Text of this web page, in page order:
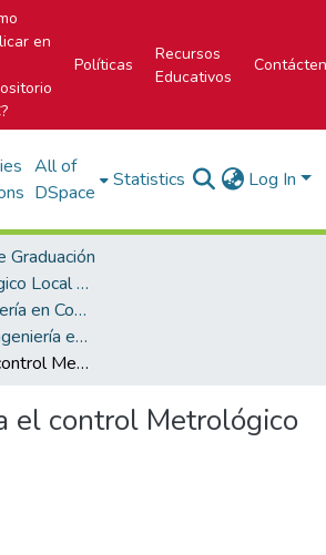
en
Políticas
Recursos
Educativos
All of
DSpace
Statistics Log In
Graduación
Campus Tecnológico Local San Carlos
Carrera de Ingeniería en Computación
Bachillerato en Ingeniería en Computación
Sistema para el control Metrológico MTRLG
el control Metrológico